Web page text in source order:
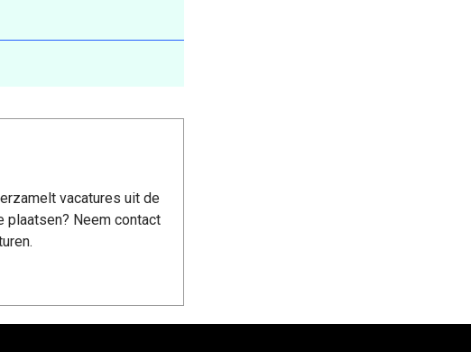
vacatures uit de
plaatsen? Neem contact